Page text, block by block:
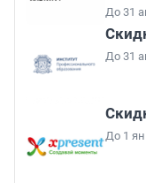
До 31
До 31
До 1